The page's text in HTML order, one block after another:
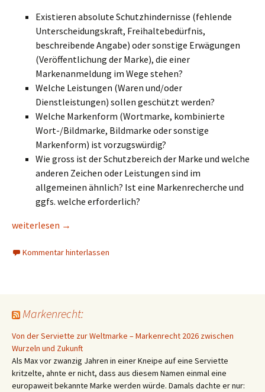
Existieren absolute Schutzhindernisse (fehlende
Unterscheidungskraft, Freihaltebedürfnis,
beschreibende Angabe) oder sonstige Erwägungen
(Veröffentlichung der Marke), die einer
Markenanmeldung im Wege stehen?
Welche Leistungen (Waren und/oder
Dienstleistungen) sollen geschützt werden?
Welche Markenform (Wortmarke, kombinierte
Wort-/Bildmarke, Bildmarke oder sonstige
Markenform) ist vorzugswürdig?
Wie gross ist der Schutzbereich der Marke und welche
anderen Zeichen oder Leistungen sind im
allgemeinen ähnlich? Ist eine Markenrecherche und
ggfs. welche erforderlich?
Name/ Logo oder sonstiges Zeichen als Marke anmelden
weiterlesen →
Kommentar hinterlassen
Markenrecht:
Von der Serviette zur Weltmarke – Markenrecht 2026 zwischen
Wurzeln und Zukunft
Als Max vor zwanzig Jahren in einer Kneipe auf eine Serviette
kritzelte, ahnte er nicht, dass aus diesem Namen einmal eine
europaweit bekannte Marke werden würde. Damals dachte er nur: